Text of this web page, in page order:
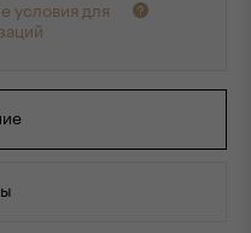
условия для